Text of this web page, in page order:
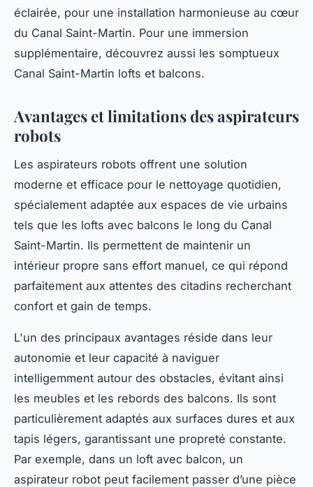
éclairée, pour une installation harmonieuse au cœur
du Canal Saint-Martin. Pour une immersion
supplémentaire, découvrez aussi les somptueux
Canal Saint-Martin lofts et balcons.
Avantages et limitations des aspirateurs
robots
Les aspirateurs robots offrent une solution
moderne et efficace pour le nettoyage quotidien,
spécialement adaptée aux espaces de vie urbains
tels que les lofts avec balcons le long du Canal
Saint-Martin. Ils permettent de maintenir un
intérieur propre sans effort manuel, ce qui répond
parfaitement aux attentes des citadins recherchant
confort et gain de temps.
L'un des principaux avantages réside dans leur
autonomie et leur capacité à naviguer
intelligemment autour des obstacles, évitant ainsi
les meubles et les rebords des balcons. Ils sont
particulièrement adaptés aux surfaces dures et aux
tapis légers, garantissant une propreté constante.
Par exemple, dans un loft avec balcon, un
aspirateur robot peut facilement passer d’une pièce